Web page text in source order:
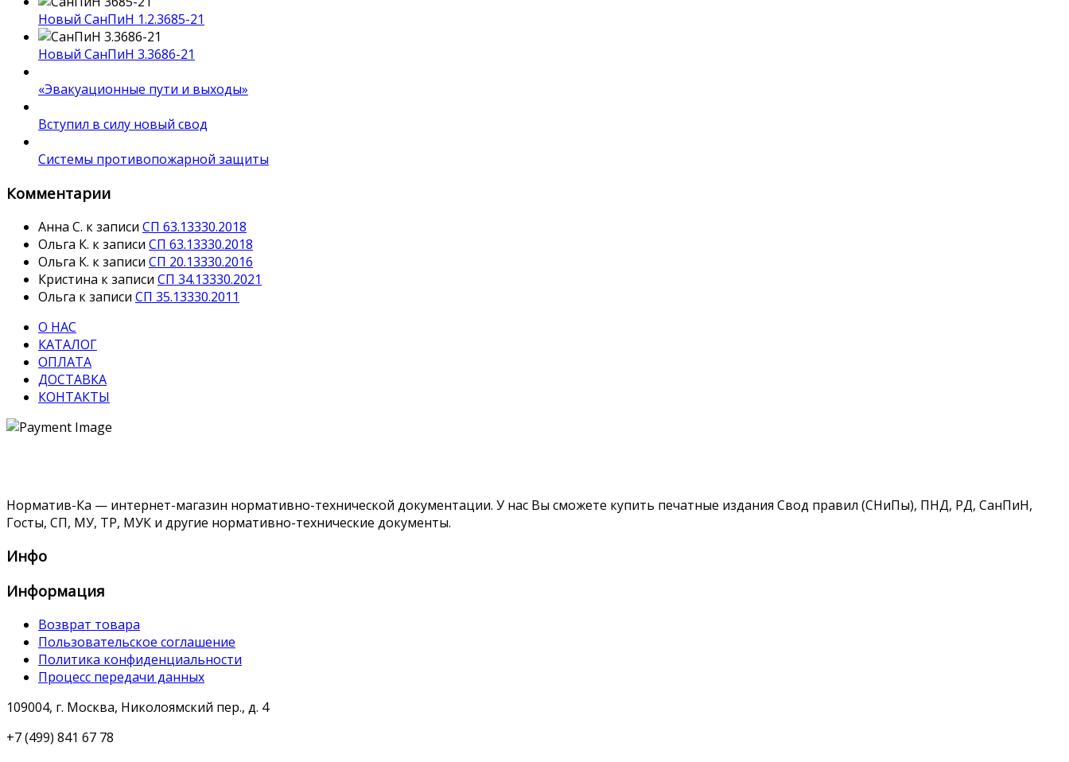
Новый СанПиН 1.2.3685-21
Новый СанПиН 3.3686-21
«Эвакуационные пути и выходы»
Вступил в силу новый свод
Системы противопожарной защиты
Комментарии
Анна С. к записи СП 63.13330.2018
Ольга К. к записи СП 63.13330.2018
Ольга К. к записи СП 20.13330.2016
Кристина к записи СП 34.13330.2021
Ольга к записи СП 35.13330.2011
О НАС
КАТАЛОГ
ОПЛАТА
ДОСТАВКА
КОНТАКТЫ
Норматив-Ка — интернет-магазин нормативно-технической документации. У нас Вы сможете купить печатные издания Свод правил (СНиПы), ПНД, РД, СанПиН,
Госты, СП, МУ, ТР, МУК и другие нормативно-технические документы.
Инфо
Информация
Возврат товара
Пользовательское соглашение
Политика конфиденциальности
Процесс передачи данных
109004, г. Москва, Николоямский пер., д. 4
+7 (499) 841 67 78